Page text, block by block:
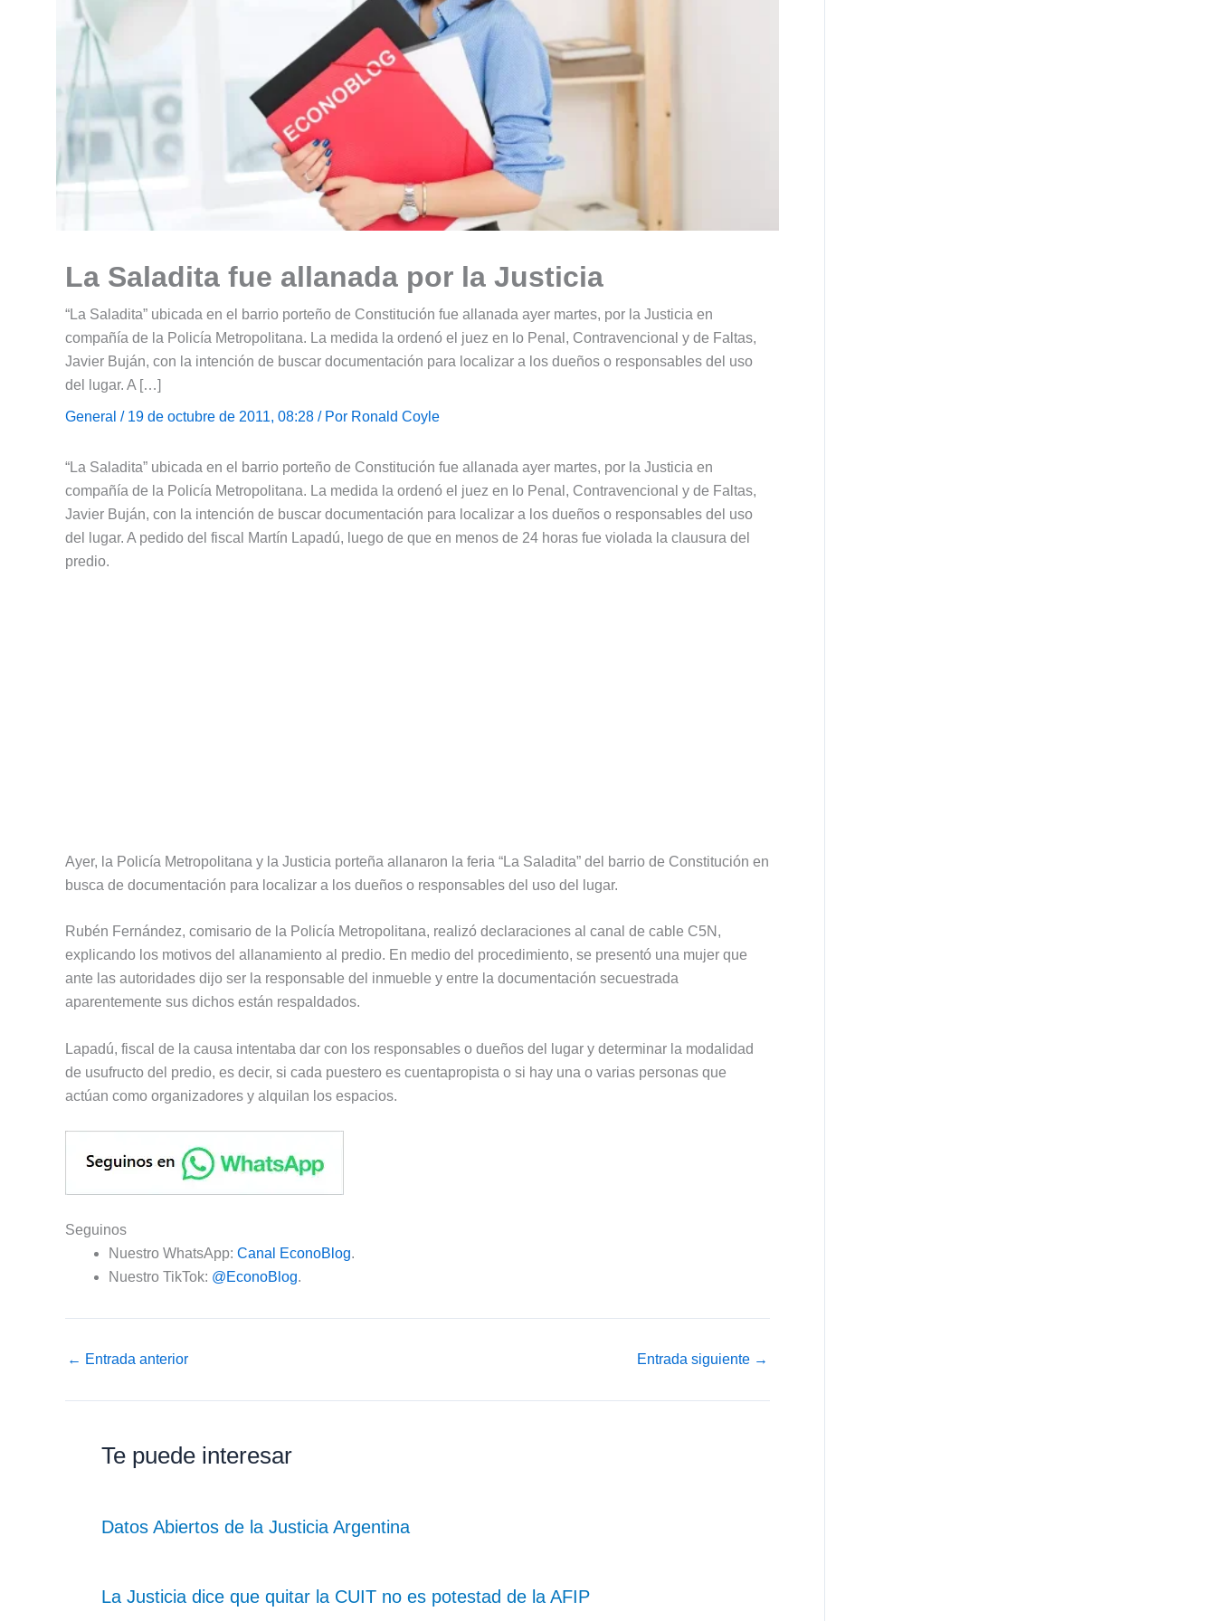
La Saladita fue allanada por la Justicia
“La Saladita” ubicada en el barrio porteño de Constitución fue allanada ayer martes, por la Justicia en
compañía de la Policía Metropolitana. La medida la ordenó el juez en lo Penal, Contravencional y de Faltas,
Javier Buján, con la intención de buscar documentación para localizar a los dueños o responsables del uso
del lugar. A […]
General / 19 de octubre de 2011, 08:28 / Por Ronald Coyle
“La Saladita” ubicada en el barrio porteño de Constitución fue allanada ayer martes, por la Justicia en
compañía de la Policía Metropolitana. La medida la ordenó el juez en lo Penal, Contravencional y de Faltas,
Javier Buján, con la intención de buscar documentación para localizar a los dueños o responsables del uso
del lugar. A pedido del fiscal Martín Lapadú, luego de que en menos de 24 horas fue violada la clausura del
predio.
Ayer, la Policía Metropolitana y la Justicia porteña allanaron la feria “La Saladita” del barrio de Constitución en
busca de documentación para localizar a los dueños o responsables del uso del lugar.
Rubén Fernández, comisario de la Policía Metropolitana, realizó declaraciones al canal de cable C5N,
explicando los motivos del allanamiento al predio. En medio del procedimiento, se presentó una mujer que
ante las autoridades dijo ser la responsable del inmueble y entre la documentación secuestrada
aparentemente sus dichos están respaldados.
Lapadú, fiscal de la causa intentaba dar con los responsables o dueños del lugar y determinar la modalidad
de usufructo del predio, es decir, si cada puestero es cuentapropista o si hay una o varias personas que
actúan como organizadores y alquilan los espacios.
Seguinos
Nuestro WhatsApp: Canal EconoBlog.
Nuestro TikTok: @EconoBlog.
← Entrada anterior Entrada siguiente →
Te puede interesar
Datos Abiertos de la Justicia Argentina
La Justicia dice que quitar la CUIT no es potestad de la AFIP